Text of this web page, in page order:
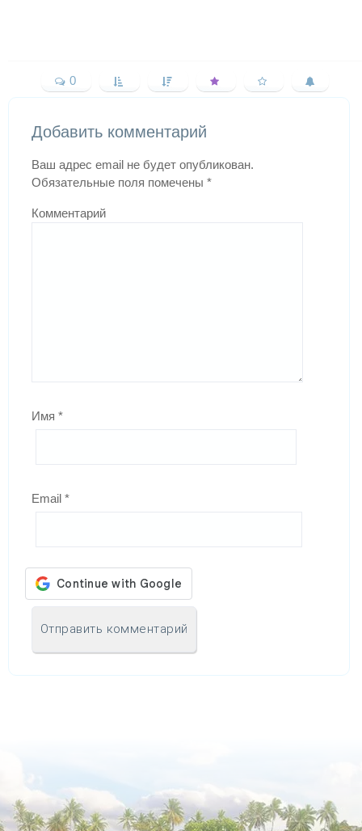
0
Добавить комментарий
Ваш адрес email не будет опубликован.
Обязательные поля помечены *
Комментарий
Имя *
Email *